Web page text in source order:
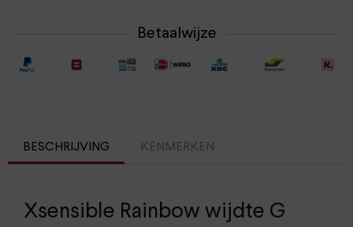
Betaalwijze
BESCHRIJVING KENMERKEN
Xsensible Rainbow wijdte G